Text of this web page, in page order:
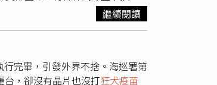
從事公務的人員，可免費使用公
布，自7月1日起，家中飼養或管
病防疫重點動物，因此犬隻仍須
且未遺失、護照資料頁記載事項
。送件後等待10個工作天（澎
台灣旅客可免簽停留14天菲律
目的入境菲律賓，可免簽證停留
軍人身分證交通部與國防部拍
繼續閱讀
完畢，引發外界不捨。海巡署第
，卻沒有晶片也沒打狂犬疫苗